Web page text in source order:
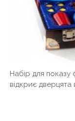
Набір для показу
відкриє дверцята